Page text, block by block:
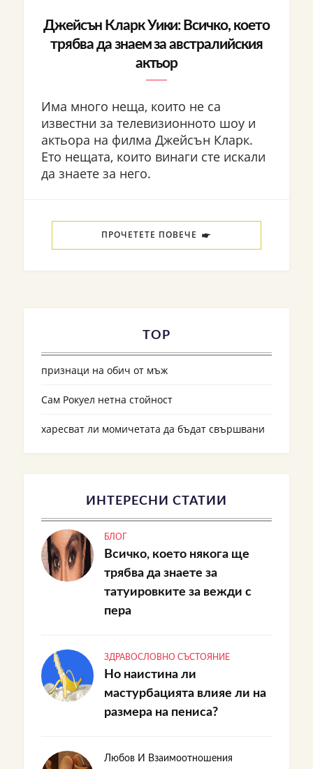
Джейсън Кларк Уики: Всичко, което
трябва да знаем за австралийския
актьор
Има много неща, които не са
известни за телевизионното шоу и
актьора на филма Джейсън Кларк.
Ето нещата, които винаги сте искали
да знаете за него.
ПРОЧЕТЕТЕ ПОВЕЧЕ
TOP
признаци на обич от мъж
Сам Рокуел нетна стойност
харесват ли момичетата да бъдат свършвани
ИНТЕРЕСНИ СТАТИИ
БЛОГ
Всичко, което някога ще
трябва да знаете за
татуировките за вежди с
пера
ЗДРАВОСЛОВНО СЪСТОЯНИЕ
Но наистина ли
мастурбацията влияе ли на
размера на пениса?
Любов И Взаимоотношения